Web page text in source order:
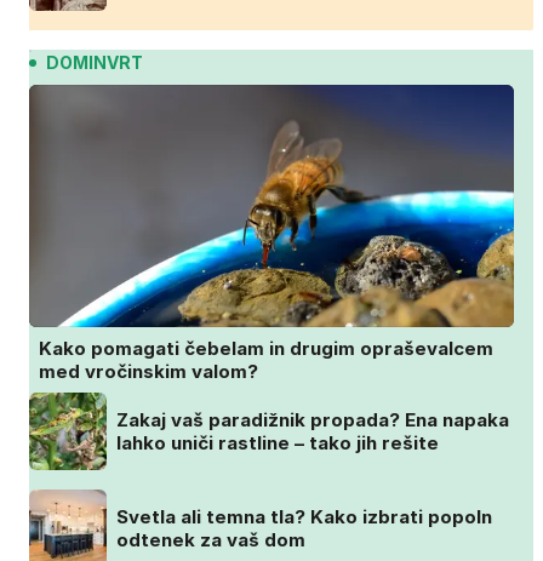
DOMINVRT
Kako pomagati čebelam in drugim opraševalcem
med vročinskim valom?
Zakaj vaš paradižnik propada? Ena napaka
lahko uniči rastline – tako jih rešite
Svetla ali temna tla? Kako izbrati popoln
odtenek za vaš dom